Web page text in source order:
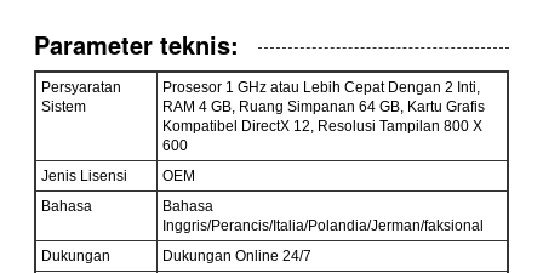
Tinggalkan pesan
Kami akan segera menghubungi
Anda kembali!
Parameter teknis:
Persyaratan
Sistem
Prosesor 1 GHz atau Lebih Cepat Dengan 2 Inti,
RAM 4 GB, Ruang Simpanan 64 GB, Kartu Grafis
Kompatibel DirectX 12, Resolusi Tampilan 800 X
600
Jenis Lisensi
OEM
Bahasa
Bahasa
Inggris/Perancis/Italia/Polandia/Jerman/faksional
Dukungan
Dukungan Online 24/7